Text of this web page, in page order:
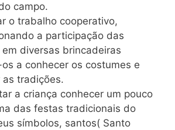
campo.
o trabalho cooperativo,
a participação das
em diversas brincadeiras
a conhecer os costumes e
as tradições.
a criança conhecer um pouco
das festas tradicionais do
símbolos, santos( Santo